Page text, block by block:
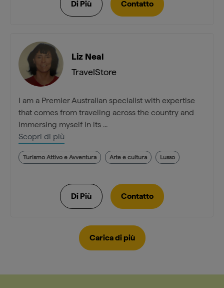
Liz Neal
TravelStore
I am a Premier Australian specialist with expertise
that comes from traveling across the country and
immersing myself in its ...
Scopri di più
Turismo Attivo e Avventura Arte e cultura Lusso
Carica di più